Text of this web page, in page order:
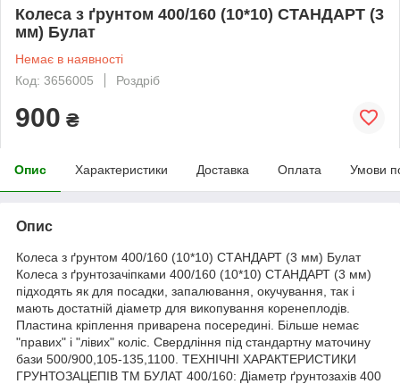
Колеса з ґрунтом 400/160 (10*10) СТАНДАРТ (3
мм) Булат
Немає в наявності
Код: 3656005
Роздріб
900 ₴
Опис Характеристики Доставка Оплата Умови
Опис
Колеса з ґрунтом 400/160 (10*10) СТАНДАРТ (3 мм) Булат
Колеса з ґрунтозачіпками 400/160 (10*10) СТАНДАРТ (3 мм)
підходять як для посадки, запалювання, окучування, так і
мають достатній діаметр для викопування коренеплодів.
Пластина кріплення приварена посередині. Більше немає
"правих" і "лівих" коліс. Свердління під стандартну маточину
бази 500/900,105-135,1100. ТЕХНІЧНІ ХАРАКТЕРИСТИКИ
ГРУНТОЗАЦЕПІВ ТМ БУЛАТ 400/160: Діаметр ґрунтозахів 400